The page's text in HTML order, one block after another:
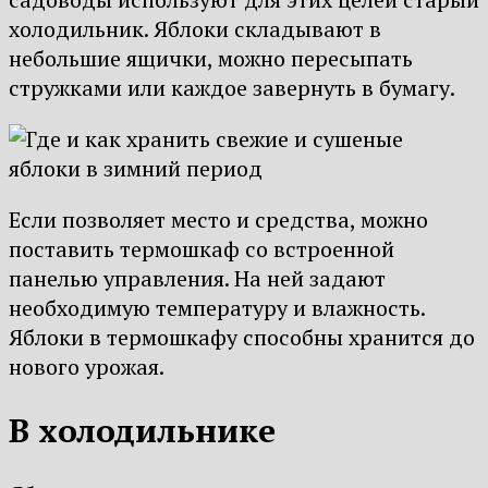
холодильник. Яблоки складывают в
небольшие ящички, можно пересыпать
стружками или каждое завернуть в бумагу.
Если позволяет место и средства, можно
поставить термошкаф со встроенной
панелью управления. На ней задают
необходимую температуру и влажность.
Яблоки в термошкафу способны хранится до
нового урожая.
В холодильнике